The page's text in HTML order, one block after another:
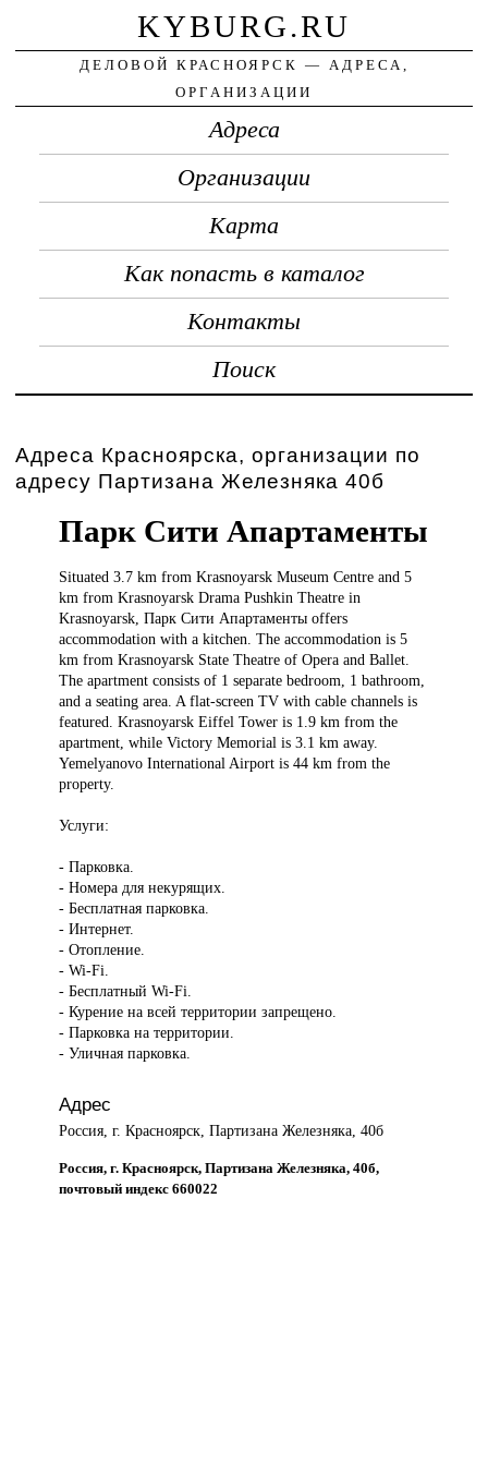
KYBURG.RU
ДЕЛОВОЙ КРАСНОЯРСК — АДРЕСА,
ОРГАНИЗАЦИИ
Адреса
Организации
Карта
Как попасть в каталог
Контакты
Поиск
Адреса Красноярска, организации по
адресу Партизана Железняка 40б
Парк Сити Апартаменты
Situated 3.7km from Krasnoyarsk Museum Centre and 5
km from Krasnoyarsk Drama Pushkin Theatre in
Krasnoyarsk, Парк Сити Апартаменты offers
accommodation with a kitchen. The accommodation is 5
km from Krasnoyarsk State Theatre of Opera and Ballet.
The apartment consists of 1 separate bedroom, 1 bathroom,
and a seating area. A flat-screen TV with cable channels is
featured. Krasnoyarsk Eiffel Tower is 1.9 km from the
apartment, while Victory Memorial is 3.1 km away.
Yemelyanovo International Airport is 44 km from the
property.
Услуги:
- Парковка.
- Номера для некурящих.
- Бесплатная парковка.
- Интернет.
- Отопление.
- Wi-Fi.
- Бесплатный Wi-Fi.
- Курение на всей территории запрещено.
- Парковка на территории.
- Уличная парковка.
Адрес
Россия, г. Красноярск, Партизана Железняка, 40б
Россия, г. Красноярск, Партизана Железняка, 40б,
почтовый индекс 660022